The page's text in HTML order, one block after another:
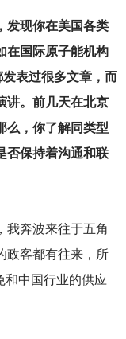
发现你在美国各类
在国际原子能机构
表过很多文章，而
讲。前几天在北京
么，你了解同类型
否保持着沟通和联
我奔波来往于五角
政客都有往来，所
和中国行业的供应